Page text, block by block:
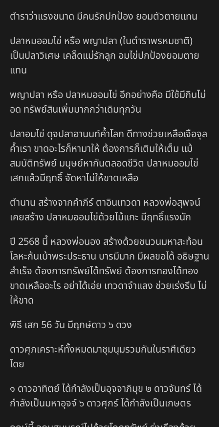
ตำราว่าแรงขนาด มีคนรักปกป้อง ยอมตัวตายแทน
ปลาหมออมไข่ หรือ พญาปลา (ในตำราพรหมชาติ)
เป็นปลาวิเศษ เคล็ดแม่รักลูก อมไข่ปกป้องยอมตาย
แทน
พญาปลา หรือ ปลาหมออมไข่ อีกอย่างคือ มีใช้มีกินไม่
อด ทรัพย์สินเพิ่มมากกว่าเดิมทุกวัน
ปลาอมไข่ ดุจปลาอานนท์ค้ำโลก ดีทางช่วยเหลือเจือจุล
ค้ำเรา ขาดอะไรก็หามาให้ ต้องการก็เติมให้เต็ม แม้
สมบัติทรัพย์ มนุษย์หากันตลอดชีวิต ปลาหมออมไข่
เสกแล้วมีฤทธิ์ จัดหาไม่ให้ขาดเหลือ
ตำนาน สร้างจากคำภีร์ ตาอินเทวดา หลวงพ่อสุพจน์
เคยสร้าง ปลาหมออมไข่ด้วยไม้แกะ มีฤทธิ์แรงนัก
ปี 2568 นี้ หลวงพ่อนอง สร้างด้วยชนวนมหาสะท้อน
โลหะก้นเบ้าพระประธาน บารมีมาก มีผลขอได้ อธิษฐาน
สำเร็จ ต้องการทรัพย์ได้ทรัพย์ ต้องการทองได้ทอง
ขาดเหลืออะไร อย่าได้เอ่ย เทวดาจำแลง ช่วยเร่งรีบ ไม่
ให้ขาด
พิธี เสก 56 วัน มีฤกษ์ดาว ๖ ดวง
ดาวศุภเคราะห์ทั้งหมดมาชุมนุมรวมกันในราศีเดียว
โดย
๑ ดาวอาทิตย์ ได้กำลังเป็นอุจจาภิมุข ๒ ดาวจันทร์ ได้
กำลังเป็นมหาอุจจ์ ๖ ดาวศุกร์ ได้กำลังเป็นเกษตร